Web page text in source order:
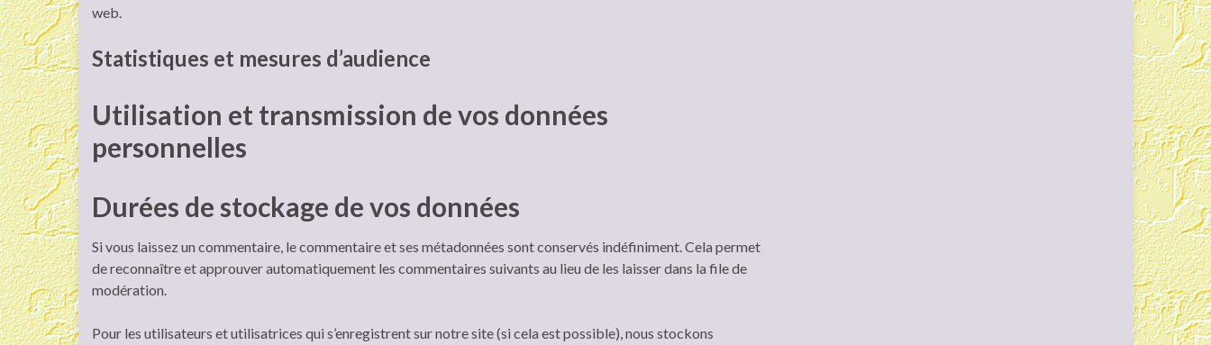
web.
Statistiques et mesures d’audience
Utilisation et transmission de vos données
personnelles
Durées de stockage de vos données
Si vous laissez un commentaire, le commentaire et ses métadonnées sont conservés indéfiniment. Cela permet
de reconnaître et approuver automatiquement les commentaires suivants au lieu de les laisser dans la file de
modération.
Pour les utilisateurs et utilisatrices qui s’enregistrent sur notre site (si cela est possible), nous stockons